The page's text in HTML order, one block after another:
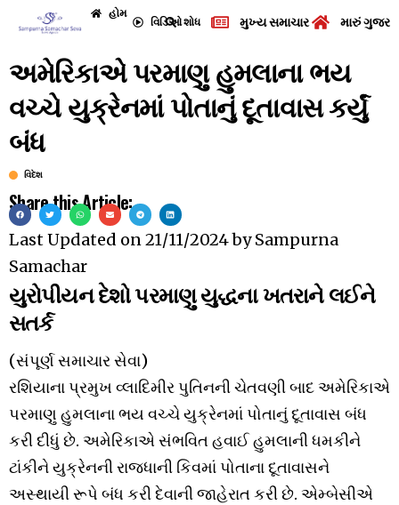
હોમ
વિડિઓશોધ મુખ્ય સમાચાર મારું
અમેરિકાએ પરમાણુ હુમલાના ભય
વચ્ચે યુક્રેનમાં પોતાનું દૂતાવાસ કર્યું
બંધ
વિદેશ
Share this Article:
Last Updated on21/11/2024bySampurna
Samachar
યુરોપીયન દેશો પરમાણુ યુદ્ધના ખતરાને લઈને
સતર્ક
(સંપૂર્ણ સમાચાર સેવા)
રશિયાના પ્રમુખ વ્લાદિમીર પુતિનની ચેતવણી બાદ અમેરિકાએ
પરમાણુ હુમલાના ભય વચ્ચે યુક્રેનમાં પોતાનું દૂતાવાસ બંધ
કરી દીધું છે. અમેરિકાએ સંભવિત હવાઈ હુમલાની ધમકીને
ટાંકીને યુક્રેનની રાજધાની કિવમાં પોતાના દૂતાવાસને
અસ્થાયી રૂપે બંધ કરી દેવાની જાહેરાત કરી છે. એમ્બેસીએ